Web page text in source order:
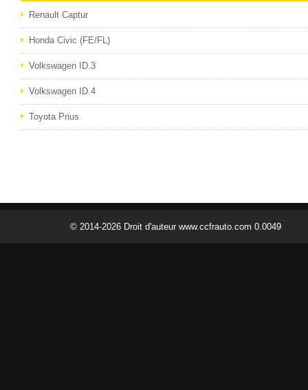
Renault Captur
Honda Civic (FE/FL)
Volkswagen ID.3
Volkswagen ID.4
Toyota Prius
© 2014-2026 Droit d'auteur www.ccfrauto.com 0.0049